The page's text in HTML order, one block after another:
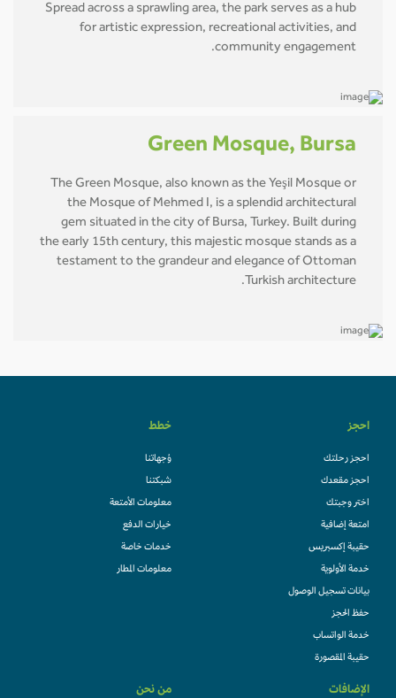
Spread across a sprawling area, the park serves as a hub
for artistic expression, recreational activities, and
community engagement.
Green Mosque, Bursa
The Green Mosque, also known as the Yeşil Mosque or
the Mosque of Mehmed I, is a splendid architectural
gem situated in the city of Bursa, Turkey. Built during
the early 15th century, this majestic mosque stands as a
testament to the grandeur and elegance of Ottoman
Turkish architecture.
احجز
احجز رحلتك
احجز مقعدك
اختر وجبتك
امتعة إضافية
حقيبة إكسبريس
خدمة الأولوية
بيانات تسجيل الوصول
حفظ الحجز
خدمة الواتساب
حقيبة المقصورة
خطط
وُجهاتنا
شبكتنا
معلومات الأمتعة
خيارات الدفع
خدمات خاصة
معلومات المطار
الإضافات من نحن